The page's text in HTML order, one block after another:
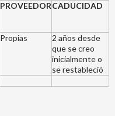
PROVEEDORCADUCIDAD
Propias
2 años desde
que se creo
inicialmente o
se restableció